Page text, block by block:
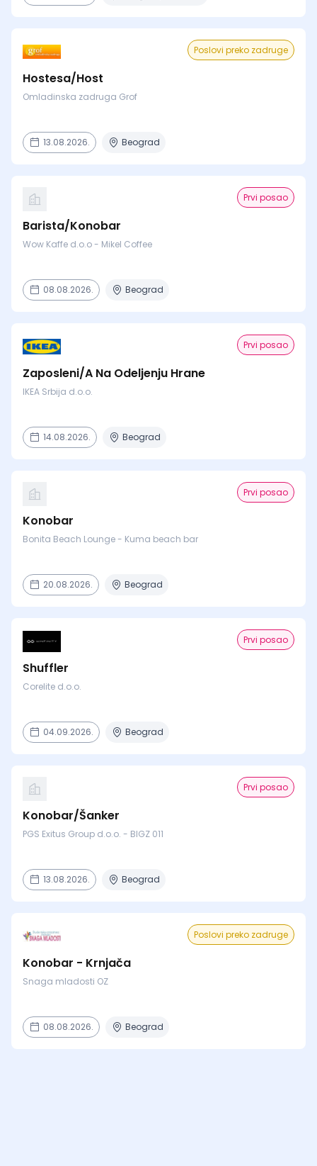
Poslovi preko zadruge
Hostesa/Host
Omladinska zadruga Grof
13.08.2026. Beograd
Prvi posao
Barista/Konobar
Wow Kaffe d.o.o - Mikel Coffee
08.08.2026. Beograd
Prvi posao
Zaposleni/A Na Odeljenju Hrane
IKEA Srbija d.o.o.
14.08.2026. Beograd
Prvi posao
Konobar
Bonita Beach Lounge - Kuma beach bar
20.08.2026. Beograd
Prvi posao
Shuffler
Corelite d.o.o.
04.09.2026. Beograd
Prvi posao
Konobar/Šanker
PGS Exitus Group d.o.o. - BIGZ 011
13.08.2026. Beograd
Poslovi preko zadruge
Konobar - Krnjača
Snaga mladosti OZ
08.08.2026. Beograd